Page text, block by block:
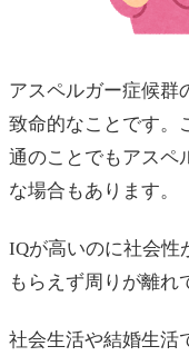
アスペルガー症候群
致命的なことです。
通のことでもアスペ
な場合もあります。
IQが高いのに社会性
もらえず周りが離れ
社会生活や結婚生活